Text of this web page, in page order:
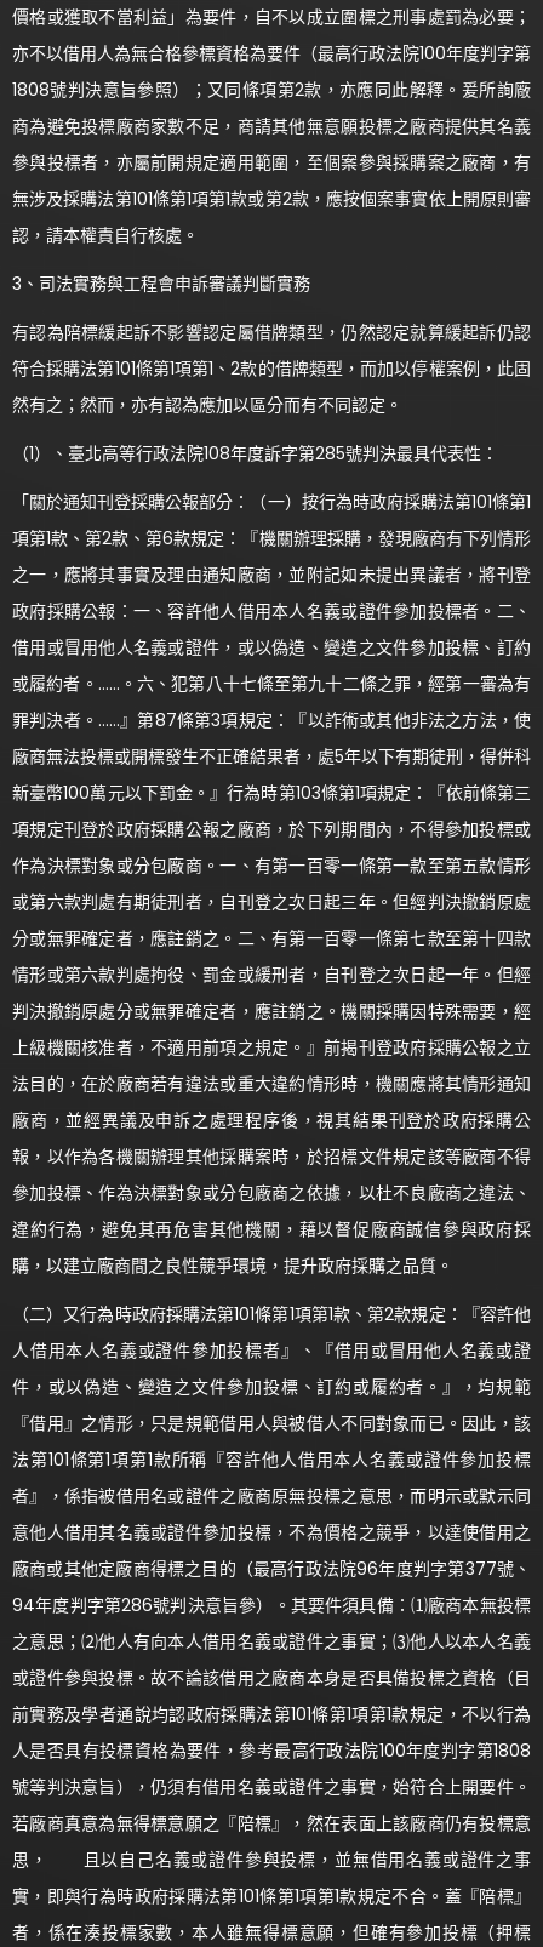
價格或獲取不當利益」為要件，自不以成立圍標之刑事處罰為必要；
亦不以借用人為無合格參標資格為要件（最高行政法院100年度判字第
1808號判決意旨參照）；又同條項第2款，亦應同此解釋。爰所詢廠
商為避免投標廠商家數不足，商請其他無意願投標之廠商提供其名義
參與投標者，亦屬前開規定適用範圍，至個案參與採購案之廠商，有
無涉及採購法第101條第1項第1款或第2款，應按個案事實依上開原則審
認，請本權責自行核處。
3、司法實務與工程會申訴審議判斷實務
有認為陪標緩起訴不影響認定屬借牌類型，仍然認定就算緩起訴仍認
符合採購法第101條第1項第1、2款的借牌類型，而加以停權案例，此固
然有之；然而，亦有認為應加以區分而有不同認定。
（1）、臺北高等行政法院108年度訴字第285號判決最具代表性：
「關於通知刊登採購公報部分：（一）按行為時政府採購法第101條第1
項第1款、第2款、第6款規定：『機關辦理採購，發現廠商有下列情形
之一，應將其事實及理由通知廠商，並附記如未提出異議者，將刊登
政府採購公報：一、容許他人借用本人名義或證件參加投標者。二、
借用或冒用他人名義或證件，或以偽造、變造之文件參加投標、訂約
或履約者。……。六、犯第八十七條至第九十二條之罪，經第一審為有
罪判決者。……』第87條第3項規定：『以詐術或其他非法之方法，使
廠商無法投標或開標發生不正確結果者，處5年以下有期徒刑，得併科
新臺幣100萬元以下罰金。』行為時第103條第1項規定：『依前條第三
項規定刊登於政府採購公報之廠商，於下列期間內，不得參加投標或
作為決標對象或分包廠商。一、有第一百零一條第一款至第五款情形
或第六款判處有期徒刑者，自刊登之次日起三年。但經判決撤銷原處
分或無罪確定者，應註銷之。二、有第一百零一條第七款至第十四款
情形或第六款判處拘役、罰金或緩刑者，自刊登之次日起一年。但經
判決撤銷原處分或無罪確定者，應註銷之。機關採購因特殊需要，經
上級機關核准者，不適用前項之規定。』前揭刊登政府採購公報之立
法目的，在於廠商若有違法或重大違約情形時，機關應將其情形通知
廠商，並經異議及申訴之處理程序後，視其結果刊登於政府採購公
報，以作為各機關辦理其他採購案時，於招標文件規定該等廠商不得
參加投標、作為決標對象或分包廠商之依據，以杜不良廠商之違法、
違約行為，避免其再危害其他機關，藉以督促廠商誠信參與政府採
購，以建立廠商間之良性競爭環境，提升政府採購之品質。
（二）又行為時政府採購法第101條第1項第1款、第2款規定：『容許他
人借用本人名義或證件參加投標者』、『借用或冒用他人名義或證
件，或以偽造、變造之文件參加投標、訂約或履約者。』，均規範
『借用』之情形，只是規範借用人與被借人不同對象而已。因此，該
法第101條第1項第1款所稱『容許他人借用本人名義或證件參加投標
者』，係指被借用名或證件之廠商原無投標之意思，而明示或默示同
意他人借用其名義或證件參加投標，不為價格之競爭，以達使借用之
廠商或其他定廠商得標之目的（最高行政法院96年度判字第377號、
94年度判字第286號判決意旨參）。其要件須具備：⑴廠商本無投標
之意思；⑵他人有向本人借用名義或證件之事實；⑶他人以本人名義
或證件參與投標。故不論該借用之廠商本身是否具備投標之資格（目
前實務及學者通說均認政府採購法第101條第1項第1款規定，不以行為
人是否具有投標資格為要件，參考最高行政法院100年度判字第1808
號等判決意旨），仍須有借用名義或證件之事實，始符合上開要件。
若廠商真意為無得標意願之『陪標』，然在表面上該廠商仍有投標意
思， 且以自己名義或證件參與投標，並無借用名義或證件之事
實，即與行為時政府採購法第101條第1項第1款規定不合。蓋『陪標』
者，係在湊投標家數，本人雖無得標意願，但確有參加投標（押標